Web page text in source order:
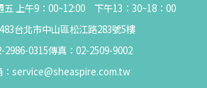
五 上午9：00~12:00 下午13：30~18：00
台北市中山區松江路283號5樓
2986-0315傳真：02-2509-9002
service@sheaspire.com.tw